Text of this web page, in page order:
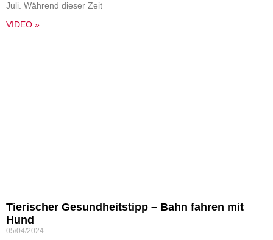
Juli. Während dieser Zeit
VIDEO »
Tierischer Gesundheitstipp – Bahn fahren mit
Hund
05/04/2024